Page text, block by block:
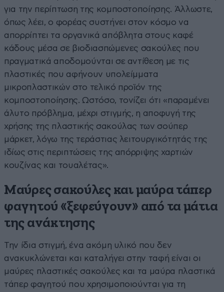
για την περίπτωση της κομποστοποίησης. Άλλωστε,
όπως λέει, ο φορέας συστήνει στον κόσμο να
απορρίπτει τα οργανικά απόβλητα στους καφέ
κάδους μέσα σε βιοδιασπώμενες σακούλες που
πραγματικά αποδομούνται σε αντίθεση με τις
πλαστικές που αφήνουν υπολείμματα
μικροπλαστικών στο τελικό προϊόν της
κομποστοποίησης. Ωστόσο, τονίζει ότι «παραμένει
άλυτο πρόβλημα, μέχρι στιγμής, η αποφυγή της
χρήσης της πλαστικής σακούλας των σούπερ
μάρκετ, λόγω της τεράστιας λειτουργικότητάς της
ιδίως στις περιπτώσεις της απόρριψης χαρτιών
κουζίνας και τουαλέτας».
Μαύρες σακούλες και μαύρα τάπερ
φαγητού «ξεφεύγουν» από τα μάτια
της ανάκτησης
Την ίδια στιγμή, ένα ακόμη υλικό που δεν
ανακυκλώνεται και καταλήγει στην ταφή είναι οι
μαύρες πλαστικές σακούλες και τα μαύρα πλαστικά
τάπερ φαγητού που χρησιμοποιούνται για τη